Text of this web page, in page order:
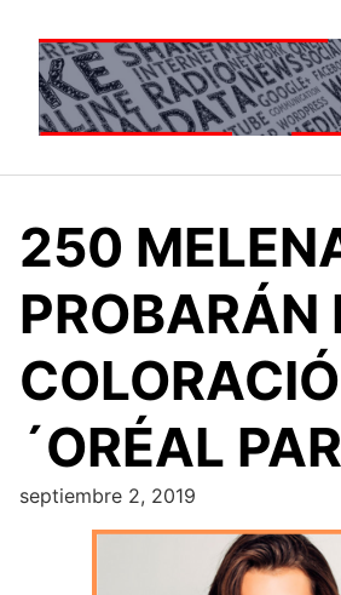
contenido
250
PROBARÁN
´ORÉAL
septiembre 2, 2019